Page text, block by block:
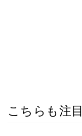
こちらも注目